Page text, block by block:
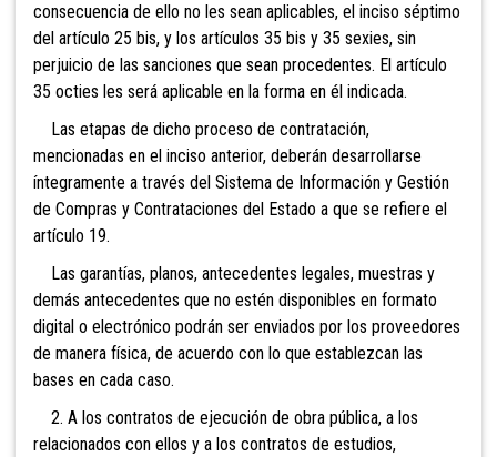
consecuencia de ello no les sean aplicables, el inciso séptimo
del artículo 25 bis, y los artículos 35 bis y 35 sexies, sin
perjuicio de las sanciones que sean procedentes. El artículo
35 octies les será aplicable en la forma en él indicada.
Las etapas de dicho proceso de contratación,
mencionadas en el inciso anterior, deberán desarrollarse
íntegramente a través del Sistema de Información y Gestión
de Compras y Contrataciones del Estado a que se refiere el
artículo 19.
Las garantías, planos, antecedentes legales, muestras y
demás antecedentes que no estén disponibles en formato
digital o electrónico podrán ser enviados por los proveedores
de manera física, de acuerdo con lo que establezcan las
bases en cada caso.
2. A los contratos de ejecución de obra pública, a los
relacionados con ellos y a los contratos de estudios,